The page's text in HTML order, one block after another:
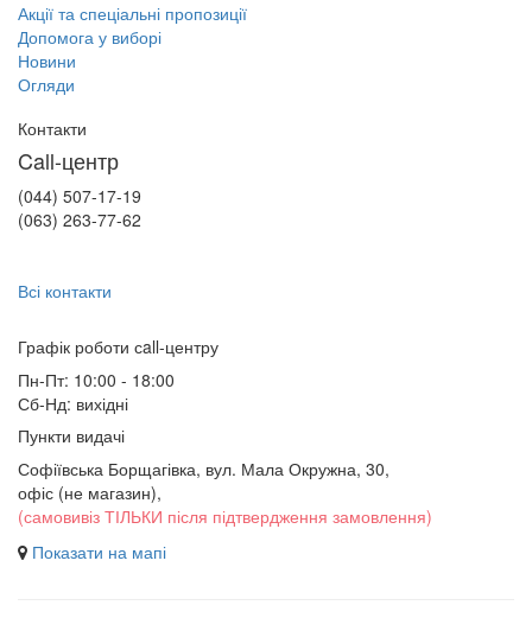
Акції та спеціальні пропозиції
Допомога у виборі
Новини
Огляди
Контакти
Call-центр
(044) 507-17-19
(063) 263-77-62
Всі контакти
Графік роботи сall-центру
Пн-Пт: 10:00 - 18:00
Сб-Нд: вихідні
Пункти видачі
Софіївська Борщагівка, вул. Мала Окружна, 30,
офіс (не магазин),
(самовивіз ТІЛЬКИ після підтвердження замовлення)
Показати на мапі